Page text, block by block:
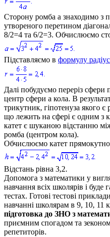
Сторону ромба a знаходимо з
утвореного перетином
8/2=4 та 6/2=3. Обчислюємо
Підставляємо в формулу
Далі побудуємо переріз
центр сфери а кола. В
трикутник, гіпотенуза якого є
що лежить на сфері є одним з
катет є шуканою відстанню
ромба (центром кола).
Обчислюємо катет
Відстань рівна 3,2.
Допомога з математики у
навчання всіх школярів і буде
тестах. Готові тестові
навчанні школярам в 9, 10, 11
підготовка до ЗНО з
приємним спогадом та
репетиторів.